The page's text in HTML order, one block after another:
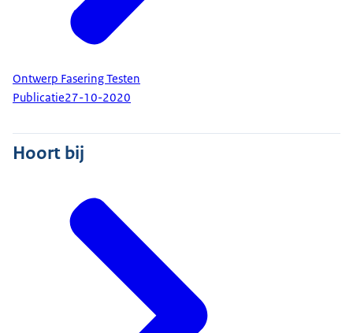
Ontwerp Fasering Testen
Publicatie27-10-2020
Hoort bij